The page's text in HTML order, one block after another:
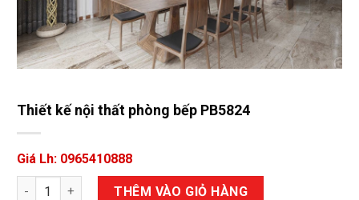
Thiết kế nội thất phòng bếp PB5824
Giá Lh: 0965410888
Thiết kế nội thất phòng bếp PB5824 số lượng
THÊM VÀO GIỎ HÀNG